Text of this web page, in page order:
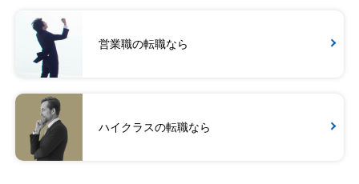
営業職の転職なら
ハイクラスの転職なら